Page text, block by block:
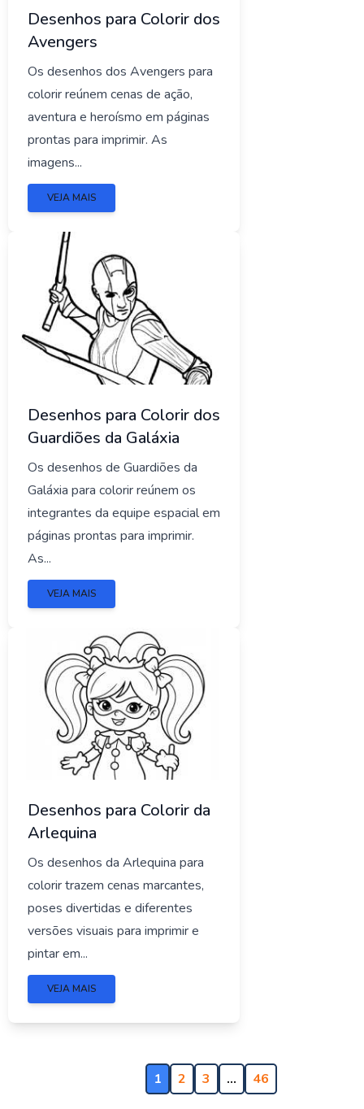
Desenhos para Colorir dos
Avengers
Os desenhos dos Avengers para
colorir reúnem cenas de ação,
aventura e heroísmo em páginas
prontas para imprimir. As
imagens...
VEJA MAIS
Desenhos para Colorir dos
Guardiões da Galáxia
Os desenhos de Guardiões da
Galáxia para colorir reúnem os
integrantes da equipe espacial em
páginas prontas para imprimir.
As...
VEJA MAIS
Desenhos para Colorir da
Arlequina
Os desenhos da Arlequina para
colorir trazem cenas marcantes,
poses divertidas e diferentes
versões visuais para imprimir e
pintar em...
VEJA MAIS
1 2 3 … 46